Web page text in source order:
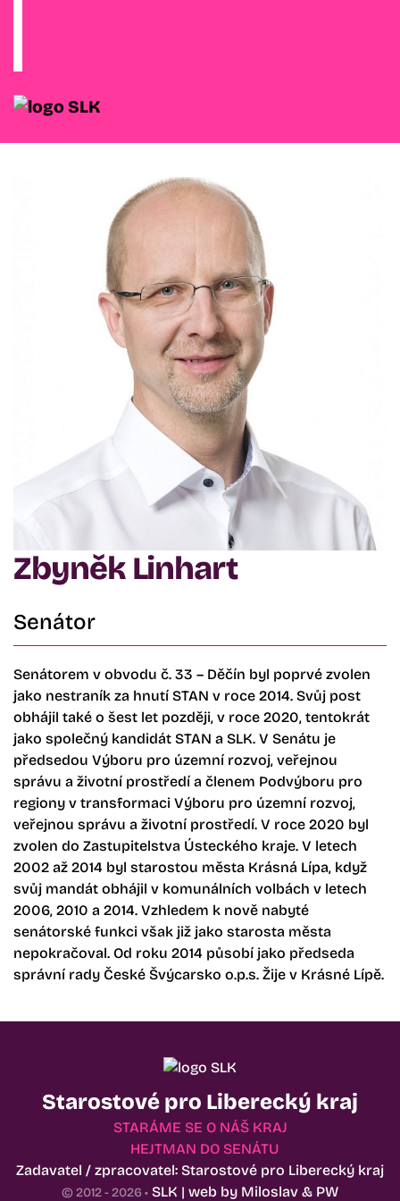
Zbyněk Linhart
Senátor
Senátorem v obvodu č. 33 – Děčín byl poprvé zvolen
jako nestraník za hnutí STAN v roce 2014. Svůj post
obhájil také o šest let později, v roce 2020, tentokrát
jako společný kandidát STAN a SLK. V Senátu je
předsedou Výboru pro územní rozvoj, veřejnou
správu a životní prostředí a členem Podvýboru pro
regiony v transformaci Výboru pro územní rozvoj,
veřejnou správu a životní prostředí. V roce 2020 byl
zvolen do Zastupitelstva Ústeckého kraje. V letech
2002 až 2014 byl starostou města Krásná Lípa, když
svůj mandát obhájil v komunálních volbách v letech
2006, 2010 a 2014. Vzhledem k nově nabyté
senátorské funkci však již jako starosta města
nepokračoval. Od roku 2014 působí jako předseda
správní rady České Švýcarsko o.p.s. Žije v Krásné Lípě.
Starostové pro Liberecký kraj
STARÁME SE O NÁŠ KRAJ
HEJTMAN DO SENÁTU
Zadavatel / zpracovatel: Starostové pro Liberecký kraj
© 2012 - 2026 • SLK | web by Miloslav & PW